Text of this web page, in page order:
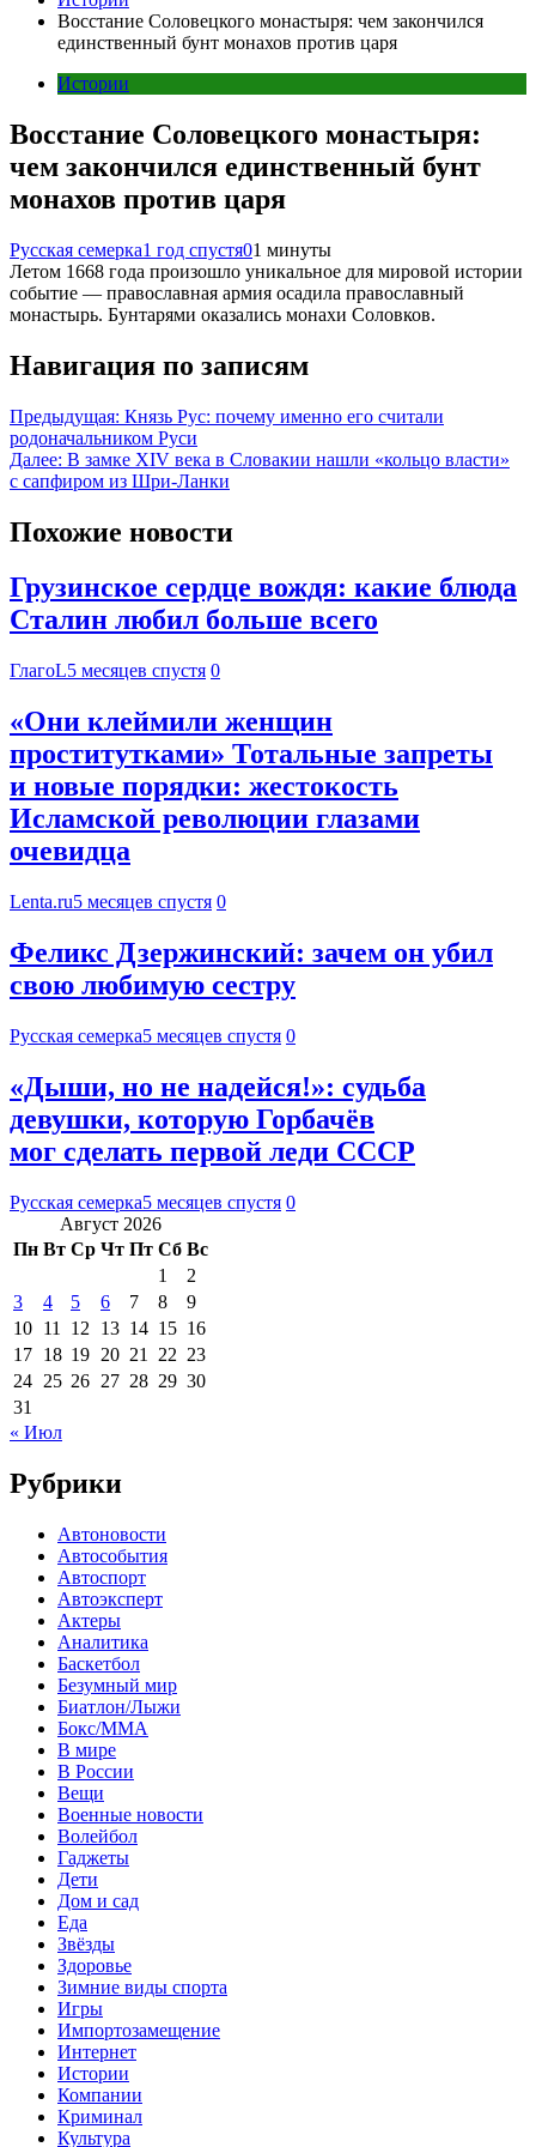
Восстание Соловецкого монастыря: чем закончился
единственный бунт монахов против царя
Истории
Восстание Соловецкого монастыря:
чем закончился единственный бунт
монахов против царя
Русская семерка1 год спустя01 минуты
Летом 1668 года произошло уникальное для мировой истории
событие — православная армия осадила православный
монастырь. Бунтарями оказались монахи Соловков.
Навигация по записям
Предыдущая: Князь Рус: почему именно его считали
родоначальником Руси
Далее: В замке XIV века в Словакии нашли «кольцо власти»
с сапфиром из Шри-Ланки
Похожие новости
Грузинское сердце вождя: какие блюда
Сталин любил больше всего
ГлагоL5 месяцев спустя 0
«Они клеймили женщин
проститутками» Тотальные запреты
и новые порядки: жестокость
Исламской революции глазами
очевидца
Lenta.ru5 месяцев спустя 0
Феликс Дзержинский: зачем он убил
свою любимую сестру
Русская семерка5 месяцев спустя 0
«Дыши, но не надейся!»: судьба
девушки, которую Горбачёв
мог сделать первой леди СССР
Русская семерка5 месяцев спустя 0
Август 2026
Пн Вт Ср Чт Пт Сб Вс
1
2
3
4 5 6 7 8
9
10 11 12 13 14 15 16
17 18 19 20 21 22 23
24 25 26 27 28 29 30
31
« Июл
Рубрики
Автоновости
Автособытия
Автоспорт
Автоэксперт
Актеры
Аналитика
Баскетбол
Безумный мир
Биатлон/Лыжи
Бокс/MMA
В мире
В России
Вещи
Военные новости
Волейбол
Гаджеты
Дети
Дом и сад
Еда
Звёзды
Здоровье
Зимние виды спорта
Игры
Импортозамещение
Интернет
Истории
Компании
Криминал
Культура